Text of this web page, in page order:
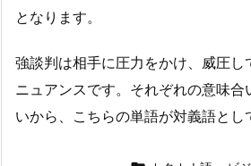
となります。
強談判は相手に圧力をかけ、威圧し
ニュアンスです。それぞれの意味合
いから、こちらの単語が対義語とし